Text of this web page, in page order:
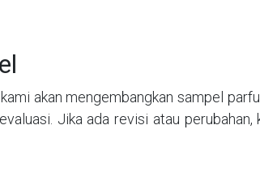
akan mengembangkan sampel
Jika ada revisi atau